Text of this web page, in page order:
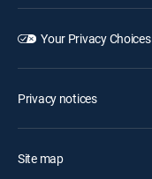
Your Privacy Choices
Privacy notices
Site map